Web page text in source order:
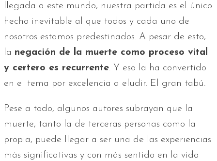
llegada a este mundo, nuestra partida es el único
hecho inevitable al que todos y cada uno de
nosotros estamos predestinados. A pesar de esto,
la negación de la muerte como proceso vital
y certero es recurrente. Y eso la ha convertido
en el tema por excelencia a eludir. El gran tabú.
Pese a todo, algunos autores subrayan que la
muerte, tanto la de terceras personas como la
propia, puede llegar a ser una de las experiencias
más significativas y con más sentido en la vida